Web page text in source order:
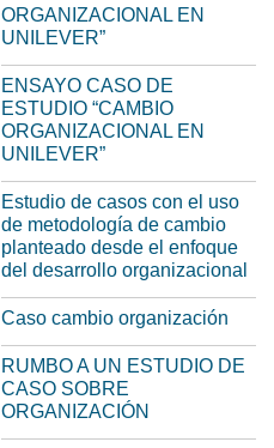
ORGANIZACIONAL EN
UNILEVER”
ENSAYO CASO DE
ESTUDIO “CAMBIO
ORGANIZACIONAL EN
UNILEVER”
Estudio de casos con el uso
de metodología de cambio
planteado desde el enfoque
del desarrollo organizacional
Caso cambio organización
RUMBO A UN ESTUDIO DE
CASO SOBRE
ORGANIZACIÓN